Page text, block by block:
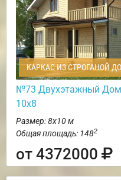
КАРКАС ИЗ СТРОГАНОЙ
№73 Двухэтажный
10х8
Размер: 8х10 м
Общая площадь: 1482
от 4372000